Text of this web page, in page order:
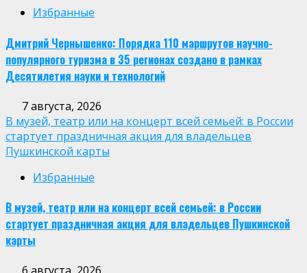
Избранные
Дмитрий Чернышенко: Порядка 110 маршрутов научно-
популярного туризма в 35 регионах создано в рамках
Десятилетия науки и технологий
7 августа, 2026
В музей, театр или на концерт всей семьей: в России
стартует праздничная акция для владельцев
Пушкинской карты
Избранные
В музей, театр или на концерт всей семьей: в России
стартует праздничная акция для владельцев Пушкинской
карты